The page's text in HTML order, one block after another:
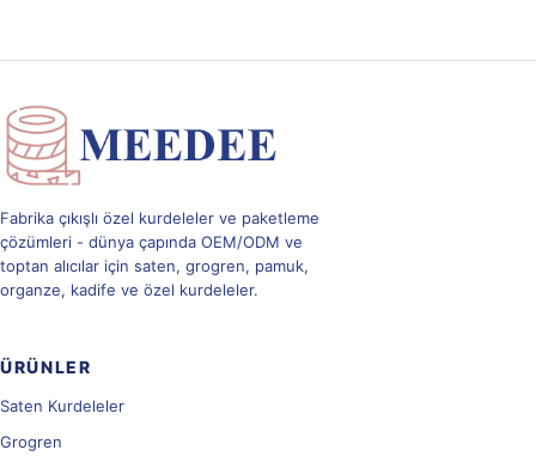
Fabrika çıkışlı özel kurdeleler ve paketleme
çözümleri - dünya çapında OEM/ODM ve
toptan alıcılar için saten, grogren, pamuk,
organze, kadife ve özel kurdeleler.
ÜRÜNLER
Saten Kurdeleler
Grogren